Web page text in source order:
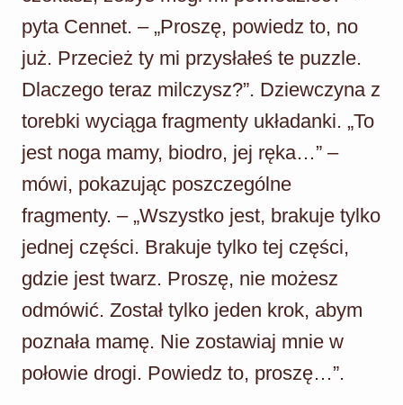
pyta Cennet. – „Proszę, powiedz to, no
już. Przecież ty mi przysłałeś te puzzle.
Dlaczego teraz milczysz?”. Dziewczyna z
torebki wyciąga fragmenty układanki. „To
jest noga mamy, biodro, jej ręka…” –
mówi, pokazując poszczególne
fragmenty. – „Wszystko jest, brakuje tylko
jednej części. Brakuje tylko tej części,
gdzie jest twarz. Proszę, nie możesz
odmówić. Został tylko jeden krok, abym
poznała mamę. Nie zostawiaj mnie w
połowie drogi. Powiedz to, proszę…”.